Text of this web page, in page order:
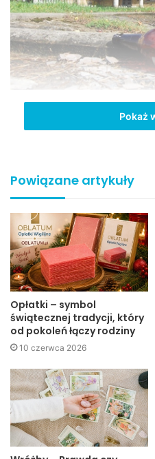
Wczoraj radni przyjęli zmiany
2008 roku do miasta
powstał obiekt hotelowy.
pojawia się ze strony
naprzeciw ich oczekiwaniom,
potrzeby miasta– mówił
Pokaż
Powiązane artykuły
Opłatki – symbol
świątecznej tradycji, który
od pokoleń łączy rodziny
10 czerwca 2026